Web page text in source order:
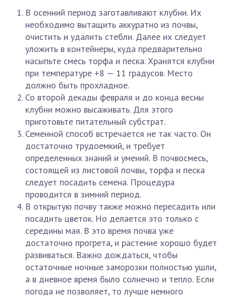
В осенний период заготавливают клубни. Их
необходимо вытащить аккуратно из почвы,
очистить и удалить стебли. Далее их следует
уложить в контейнеры, куда предварительно
насыпьте смесь торфа и песка. Хранятся клубни
при температуре +8 — 11 градусов. Место
должно быть прохладное.
Со второй декады февраля и до конца весны
клубни можно высаживать. Для этого
приготовьте питательный субстрат.
Семенной способ встречается не так часто. Он
достаточно трудоемкий, и требует
определенных знаний и умений. В почвосмесь,
состоящей из листовой почвы, торфа и песка
следует посадить семена. Процедура
проводится в зимний период.
В открытую почву также можно пересадить или
посадить цветок. Но делается это только с
середины мая. В это время почва уже
достаточно прогрета, и растение хорошо будет
развиваться. Важно дождаться, чтобы
остаточные ночные заморозки полностью ушли,
а в дневное время было солнечно и тепло. Если
погода не позволяет, то лучше немного